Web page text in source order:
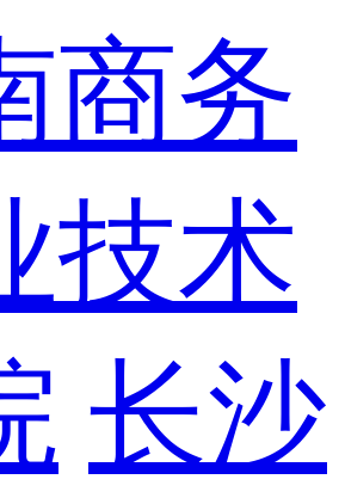
商务
技术
长沙